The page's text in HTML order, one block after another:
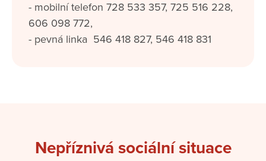
- mobilní telefon 728 533 357, 725 516 228,
606 098 772,
- pevná linka 546 418 827, 546 418 831
Nepříznivá sociální situace